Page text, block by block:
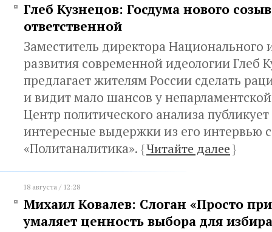
Глеб Кузнецов: Госдума нового
ответственной
Заместитель директора Национального
развития современной идеологии Глеб
предлагает жителям России сделать
и видит мало шансов у
Центр политического анализа
интересные выдержки из его интервью
«Политаналитика». {Читайте далее}
18 августа / 12:28
Михаил Ковалев: Слоган «Просто
умаляет ценность выбора для